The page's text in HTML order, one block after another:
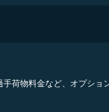
荷物料金など、オプショ